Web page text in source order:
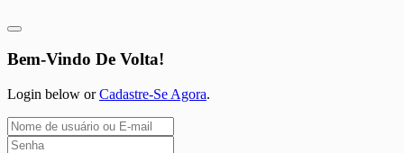
Bem-Vindo De Volta!
Login below orCadastre-Se Agora.